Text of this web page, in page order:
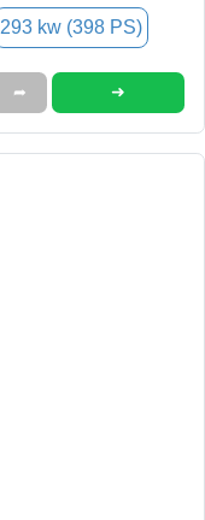
293 kw (398 PS)
➦ ➜